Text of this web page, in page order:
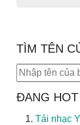
TÌM TÊN
Tìm kiếm
ĐANG HOT
Tải nhạc